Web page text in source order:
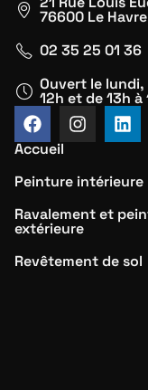
76600 Le Havre
02 35 25 01 36
Ouvert le
12h et de 13h à
Accueil
Peinture intérieure
Ravalement et
extérieure
Revêtement de sol